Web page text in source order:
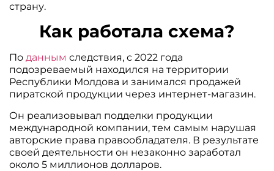
страну.
Как работала схема?
Поданным следствия, с 2022 года
подозреваемый находился на территории
Республики Молдова и занимался продажей
пиратской продукции через интернет-магазин.
Он реализовывал подделки продукции
международной компании, тем самым нарушая
авторские права правообладателя. В результате
своей деятельности он незаконно заработал
около 5 миллионов долларов.